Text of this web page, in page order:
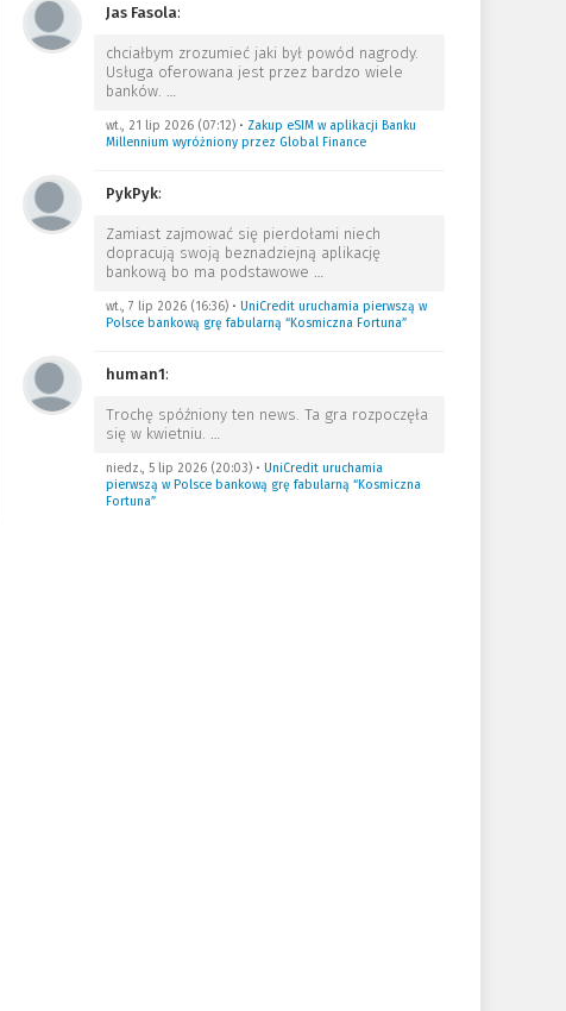
Jas Fasola:
chciałbym zrozumieć jaki był powód nagrody.
Usługa oferowana jest przez bardzo wiele
banków. …
wt., 21 lip 2026 (07:12)• Zakup eSIM w aplikacji Banku
Millennium wyróżniony przez Global Finance
PykPyk:
Zamiast zajmować się pierdołami niech
dopracują swoją beznadziejną aplikację
bankową bo ma podstawowe …
wt., 7 lip 2026 (16:36)• UniCredit uruchamia pierwszą w
Polsce bankową grę fabularną “Kosmiczna Fortuna”
human1:
Trochę spóźniony ten news. Ta gra rozpoczęła
się w kwietniu. …
niedz., 5 lip 2026 (20:03)• UniCredit uruchamia
pierwszą w Polsce bankową grę fabularną “Kosmiczna
Fortuna”